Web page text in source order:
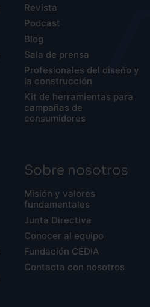
Revista
Podcast
Blog
Sala de prensa
Profesionales del diseño y
la construcción
Kit de herramientas para
campañas de
consumidores
Sobre nosotros
Misión y valores
fundamentales
Junta Directiva
Conocer al equipo
Fundación CEDIA
Contacta con nosotros